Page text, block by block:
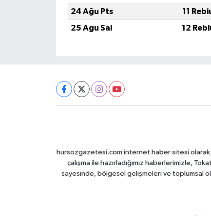
24 Ağu Pts
11
25 Ağu Sal
12
hursozgazetesi.com internet haber sitesi olarak
çalışma ile hazırladığımız haberlerimizle,
sayesinde, bölgesel gelişmeleri ve toplumsal